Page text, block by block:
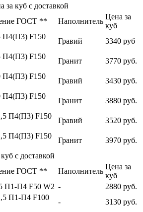
куб с доставкой
ГОСТ ** Наполнитель
Цена за
куб
F150
Гравий 3340 руб
F150
Гранит 3770 руб.
F150
Гравий 3430 руб.
F150
Гранит 3880 руб.
П4(П3) F150
Гравий 3520 руб.
П4(П3) F150
Гранит
3970 руб.
с доставкой
ГОСТ ** Наполнитель
Цена за
куб
П1-П4 F50 W2 -
2880 руб.
П1-П4 F100
- 3130 руб.